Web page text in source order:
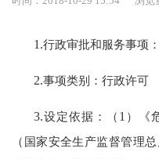
1.行政审批和服务事项
2.事项类别：行政许可
3.设定依据：（ 1 ）《
（国家安全生产监督管理